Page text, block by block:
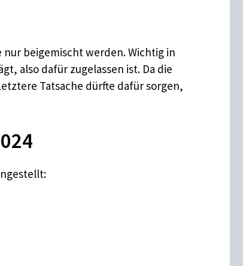
nur beigemischt werden. Wichtig in
also dafür zugelassen ist. Da die
Tatsache dürfte dafür sorgen,